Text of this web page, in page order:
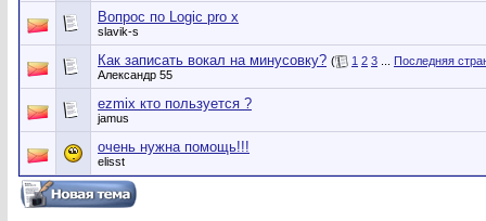
Вопрос по Logic pro x
slavik-s
Как записать вокал на минусовку? ( 1 2 3
Последняя
Александр 55
ezmix кто пользуется ?
jamus
очень нужна помощь!!!
elisst